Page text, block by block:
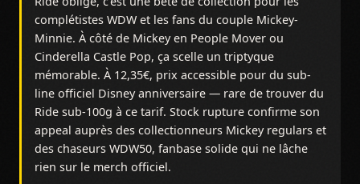
complétistes WDW et les fans du couple Mickey-
Minnie. À côté de Mickey en People Mover ou
Cinderella Castle Pop, ça scelle un triptyque
mémorable. À 12,35€, prix accessible pour du sub-
line officiel Disney anniversaire — rare de trouver du
Ride sub-100g à ce tarif. Stock rupture confirme son
appeal auprès des collectionneurs Mickey regulars et
des chaseurs WDW50, fanbase solide qui ne lâche
rien sur le merch officiel.